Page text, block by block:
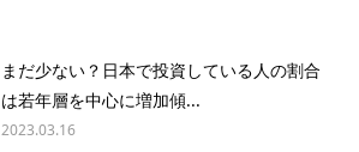
まだ少ない？日本で投資している人の割合
は若年層を中心に増加傾...
2023.03.16